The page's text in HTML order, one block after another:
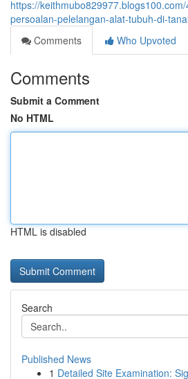
https://
persoalan-pelelangan-alat-tubuh-di-
Comments
Who Upvoted
Comments
Submit a Comment
No HTML
HTML is disabled
Search
Published News
1 Detailed Site Examination: